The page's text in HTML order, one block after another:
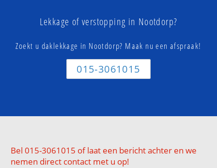
Lekkage of verstopping in Nootdorp?
Zoekt u daklekkage in Nootdorp? Maak nu een afspraak!
015-3061015
Bel 015-3061015 of laat een bericht achter en we
nemen direct contact met u op!